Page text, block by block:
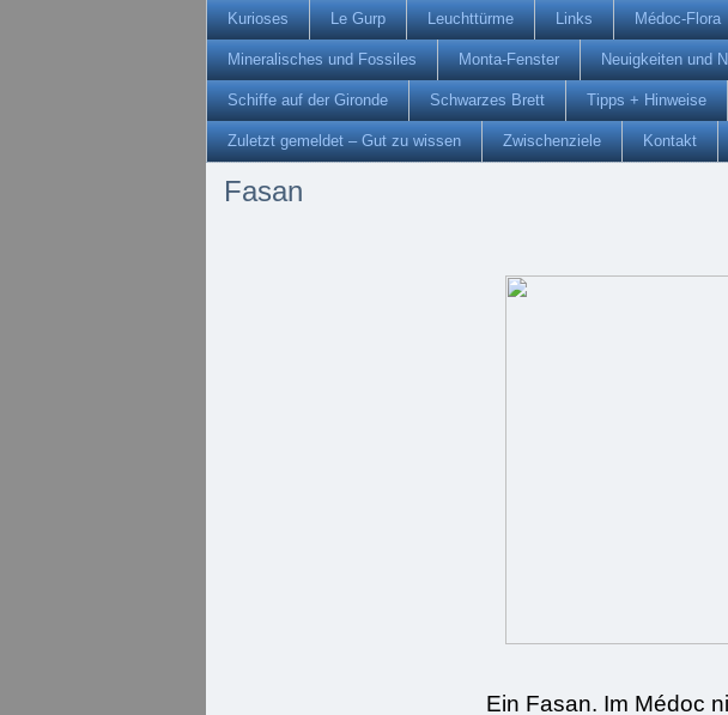
Kurioses Le Gurp Leuchttürme Links Médoc-Flora
Mineralisches und Fossiles Monta-Fenster Neuigkeiten und
Schiffe auf der Gironde Schwarzes Brett Tipps + Hinweise
Zuletzt gemeldet – Gut zu wissen Zwischenziele Kontakt
Fasan
Ein Fasan. Im Médoc